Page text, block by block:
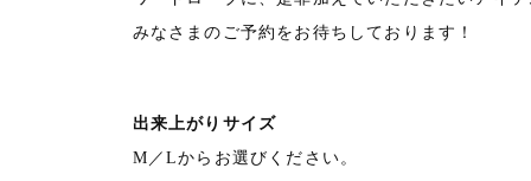
みなさまのご予約をお待ちしております！
出来上がりサイズ
M／Lからお選びください。